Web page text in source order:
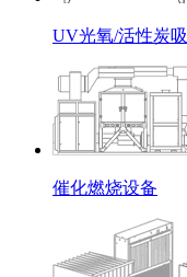
UV光氧/活性炭
催化燃烧设备